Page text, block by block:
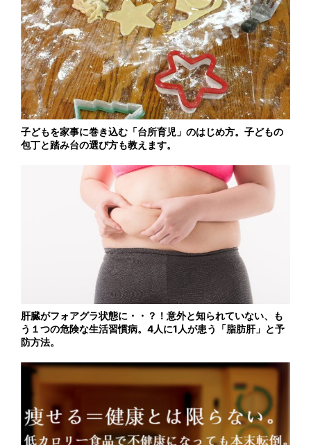
子どもを家事に巻き込む「台所育児」のはじめ方。子どもの
包丁と踏み台の選び方も教えます。
肝臓がフォアグラ状態に・・？！意外と知られていない、も
う１つの危険な生活習慣病。4人に1人が患う「脂肪肝」と予
防方法。